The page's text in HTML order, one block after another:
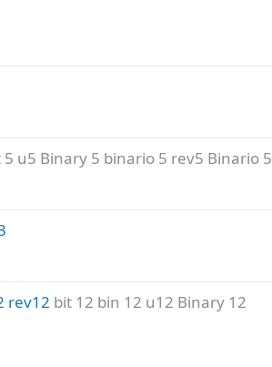
5 u5 Binary 5 binario 5 rev5 Binario 5
rev12 bit 12 bin 12 u12 Binary 12